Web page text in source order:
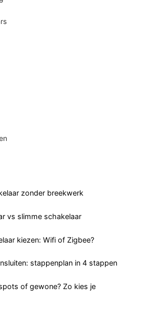
zonder breekwerk
vs slimme schakelaar
kiezen: Wifi of Zigbee?
stappenplan in 4 stappen
of gewone? Zo kies je